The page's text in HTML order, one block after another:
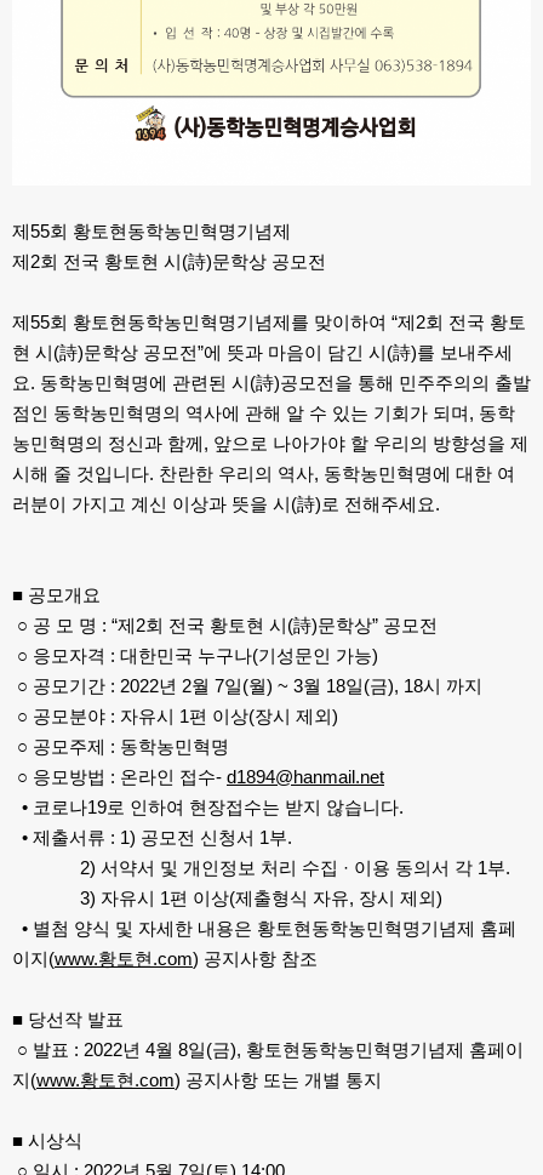
제55회 황토현동학농민혁명기념제
제2회 전국 황토현 시(詩)문학상 공모전
제55회 황토현동학농민혁명기념제를 맞이하여 “제2회 전국 황토
현 시(詩)문학상 공모전”에 뜻과 마음이 담긴 시(詩)를 보내주세
요. 동학농민혁명에 관련된 시(詩)공모전을 통해 민주주의의 출발
점인 동학농민혁명의 역사에 관해 알 수 있는 기회가 되며, 동학
농민혁명의 정신과 함께, 앞으로 나아가야 할 우리의 방향성을 제
시해 줄 것입니다. 찬란한 우리의 역사, 동학농민혁명에 대한 여
러분이 가지고 계신 이상과 뜻을 시(詩)로 전해주세요.
■ 공모개요
○ 공 모 명 : “제2회 전국 황토현 시(詩)문학상” 공모전
○ 응모자격 : 대한민국 누구나(기성문인 가능)
○ 공모기간 : 2022년 2월 7일(월) ~ 3월 18일(금), 18시 까지
○ 공모분야 : 자유시 1편 이상(장시 제외)
○ 공모주제 : 동학농민혁명
○ 응모방법 : 온라인 접수- d1894@hanmail.net
• 코로나19로 인하여 현장접수는 받지 않습니다.
• 제출서류 : 1) 공모전 신청서 1부.
2) 서약서 및 개인정보 처리 수집 · 이용 동의서 각 1부.
3) 자유시 1편 이상(제출형식 자유, 장시 제외)
• 별첨 양식 및 자세한 내용은 황토현동학농민혁명기념제 홈페
이지(www.황토현.com) 공지사항 참조
■ 당선작 발표
○ 발표 : 2022년 4월 8일(금), 황토현동학농민혁명기념제 홈페이
지(www.황토현.com) 공지사항 또는 개별 통지
■ 시상식
○ 일시 : 2022년 5월 7일(토) 14:00